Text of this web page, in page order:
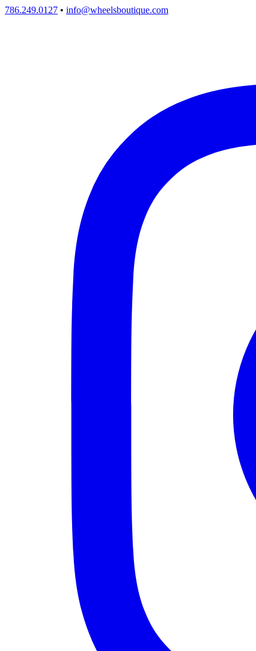
786.249.0127 • info@wheelsboutique.com